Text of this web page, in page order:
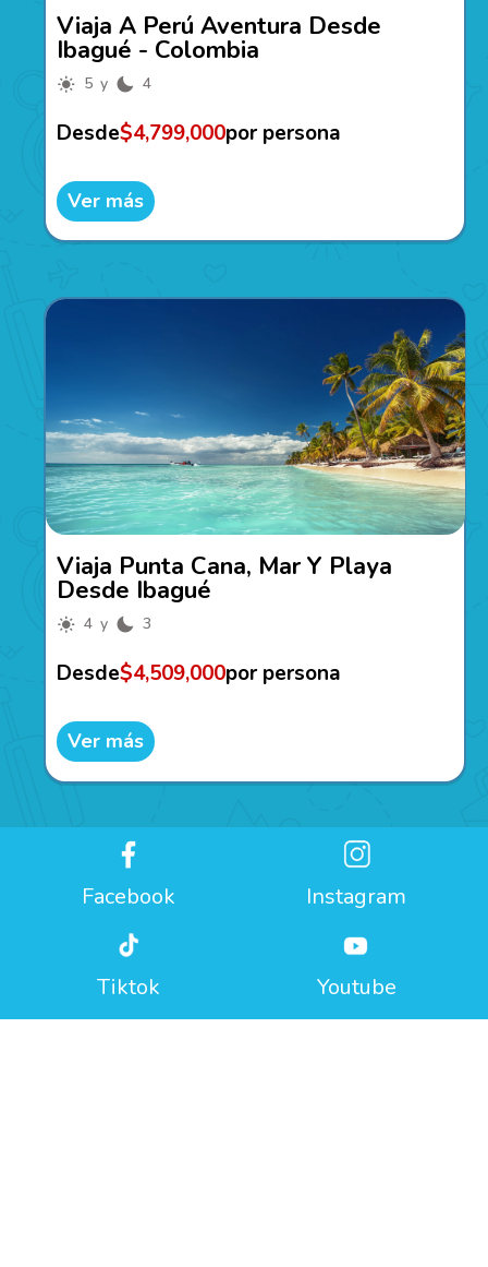
Viaja A Perú Aventura Desde
Ibagué - Colombia
5 y 4
Desde$4,799,000por persona
Ver más
Viaja Punta Cana, Mar Y Playa
Desde Ibagué
4 y 3
Desde$4,509,000por persona
Ver más
Facebook Instagram
Tiktok Youtube